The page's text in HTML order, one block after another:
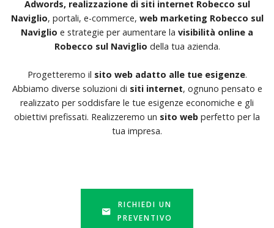
Adwords, realizzazione di siti internet Robecco sul
Naviglio, portali, e-commerce, web marketing Robecco sul
Naviglio e strategie per aumentare la visibilità online a
Robecco sul Naviglio della tua azienda.
Progetteremo il sito web adatto alle tue esigenze.
Abbiamo diverse soluzioni di siti internet, ognuno pensato e
realizzato per soddisfare le tue esigenze economiche e gli
obiettivi prefissati. Realizzeremo un sito web perfetto per la
tua impresa.
RICHIEDI UN
PREVENTIVO